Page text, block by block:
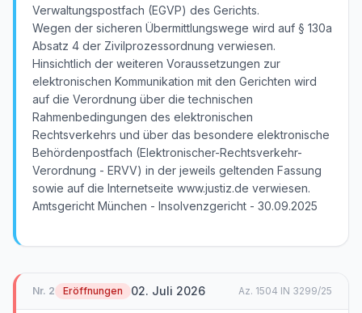
Verwaltungspostfach (EGVP) des Gerichts.
Wegen der sicheren Übermittlungswege wird auf § 130a
Absatz 4 der Zivilprozessordnung verwiesen.
Hinsichtlich der weiteren Voraussetzungen zur
elektronischen Kommunikation mit den Gerichten wird
auf die Verordnung über die technischen
Rahmenbedingungen des elektronischen
Rechtsverkehrs und über das besondere elektronische
Behördenpostfach (Elektronischer-Rechtsverkehr-
Verordnung - ERVV) in der jeweils geltenden Fassung
sowie auf die Internetseite www.justiz.de verwiesen.
Amtsgericht München - Insolvenzgericht - 30.09.2025
Nr. 2 Eröffnungen 02. Juli 2026 Az. 1504 IN 3299/25